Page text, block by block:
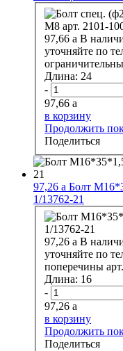
97,66 a В
уточняйте по
Длина: 24
-
97,66 a
в корзину
Продолжить
Поделиться
97,26 a Болт
1/13762-21
97,26 a В
уточняйте по
Длина: 16
-
97,26 a
в корзину
Продолжить
Поделиться